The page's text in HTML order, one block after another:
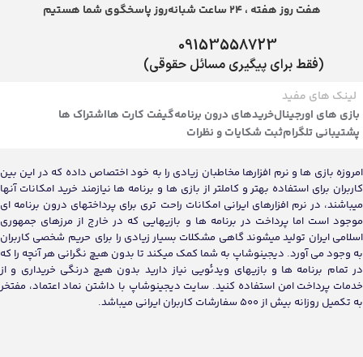
هفت روز هفته ، 24 ساعت شبانه‌روز پاسخگوی شما هستیم
09153558723
(فقط برای پیگیری مسائل حقوقی)
لینک های مفید
بازی های اورجینالخریدهای درون برنامهگیفت کارت هااشتراک ها
پشتیبانی تلگرامثبت شکایات و نظرات
امروزه بازی ها و نرم افزارها مخاطبان زیادی را به خود اختصاص داده که در این بین
کاربران برای استفاده بهتر و کاملتر از بازی ها و برنامه ها نیازمند خرید امکانات آنها
میباشند، در نرم افزارهای ایرانی امکانات راحت تری برای پرداختهای درون برنامه ای
موجود است اما پرداخت در برنامه ها و بازیهایی که در خارج از مرزهای جمهوری
اسلامی ایران تولید میشوند گاهی مشکلات بسیار زیادی را برای حریم شخصی کاربران
به وجود می آورد. دیجینوشاپ به شما کمک میکند تا بدون هیچ نگرانی هر آنچه را که
در تمام برنامه ها و بازیهای ویدئویی نیاز دارید بدون هیچ درنگی خریداری و از
خدمات پرداخت امن استفاده کنید. سایت دیجینوشاپ با داشتن نماد اعتماد، مفتخر
به تکمیل روزانه بیش از 500 سفارشات کاربران ایرانی میباشد.